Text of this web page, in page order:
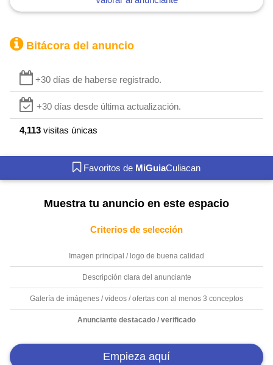
Bitácora del anuncio
+30 días de haberse registrado.
+30 días desde última actualización.
4,113 visitas únicas
Favoritos de MiGuiaCuliacan
Muestra tu anuncio en este espacio
Criterios de selección
Imagen principal / logo de buena calidad
Descripción clara del anunciante
Galería de imágenes / videos / ofertas con al menos 3 conceptos
Anunciante destacado / verificado
Empieza aquí